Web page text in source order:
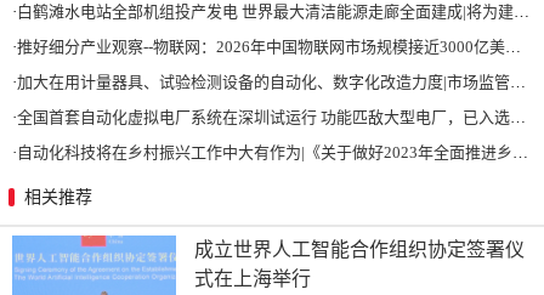
·白鹤滩水电站全部机组投产发电 世界最大清洁能源走廊全面建成|将为建设新型能源体系、保障国家能源安全、实现“双碳”目标提供有力支撑
·推好细分产业观察--物联网：2026年中国物联网市场规模接近3000亿美元 智慧工厂、智慧城市、智慧电网等将占60%以上
·加大在用计量器具、试验检测设备的自动化、数字化改造力度|市场监管总局 工业和信息化部 关于促进企业计量能力提升的指导意见
·全国首套自动化虚拟电厂系统在深圳试运行 功能匹敌大型电厂，已入选国际典型案例
· 自动化科技将在乡村振兴工作中大有作为|《关于做好2023年全面推进乡村振兴重点工作的意见》发布
相关推荐
成立世界人工智能合作组织协定签署仪
式在上海举行